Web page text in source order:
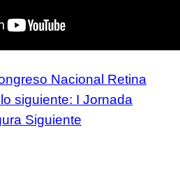
Nacional Retina
siguiente: I Jornada
Siguiente